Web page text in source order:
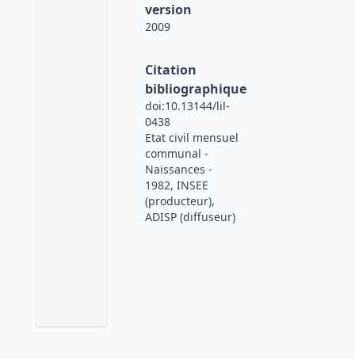
version
2009
Citation
bibliographique
doi:10.13144/lil-
0438
Etat civil mensuel
communal -
Naissances -
1982, INSEE
(producteur),
ADISP (diffuseur)